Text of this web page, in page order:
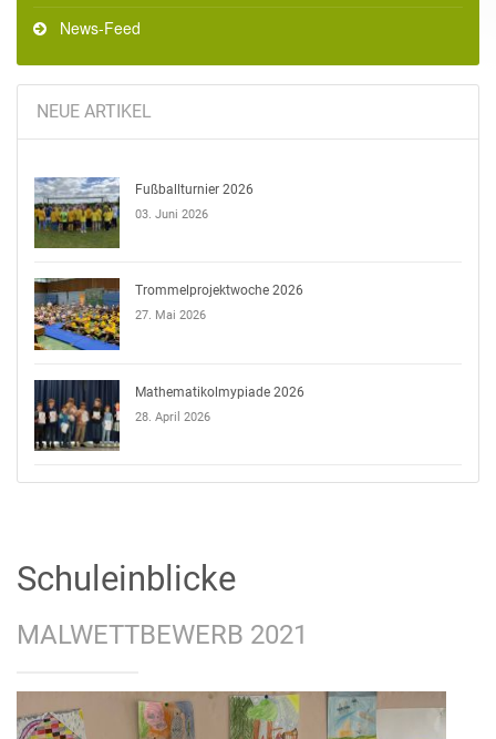
News-Feed
NEUE ARTIKEL
Fußballturnier 2026
03. Juni 2026
Trommelprojektwoche 2026
27. Mai 2026
Mathematikolmypiade 2026
28. April 2026
Schuleinblicke
MALWETTBEWERB 2021